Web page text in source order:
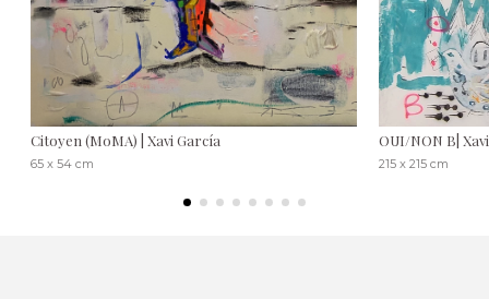
Citoyen (MoMA) | Xavi García
65 x 54 cm
OUI/NON B|
215 x 215 cm